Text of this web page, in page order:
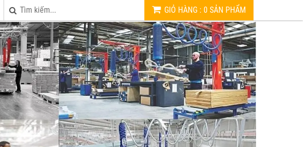
GIỎ HÀNG : 0 SẢN PHẨM